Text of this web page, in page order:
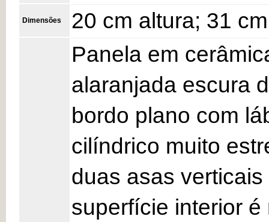
Dimensões 20 cm altura; 31
Panela em
alaranjada escura
bordo plano com
cilíndrico muito
duas asas
superfície interior